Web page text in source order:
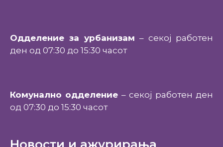
Одделение за урбанизам – секој работен
ден од 07:30 до 15:30 часот
Комунално одделение – секој работен ден
од 07:30 до 15:30 часот